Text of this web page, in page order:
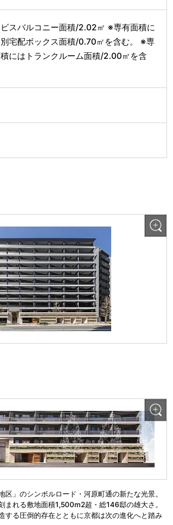
スバルコニー面積/2.02㎡ ※専有面積に
宅配ボックス面積/0.70㎡を含む。 ※専
にはトランクルーム面積/2.00㎡を含
区」のシンボルロード・河原町通の新たな光景。
まれる敷地面積1,500m2超・総146邸の雄大さ。
する圧倒的存在とともに京都は次の進化へと踏み